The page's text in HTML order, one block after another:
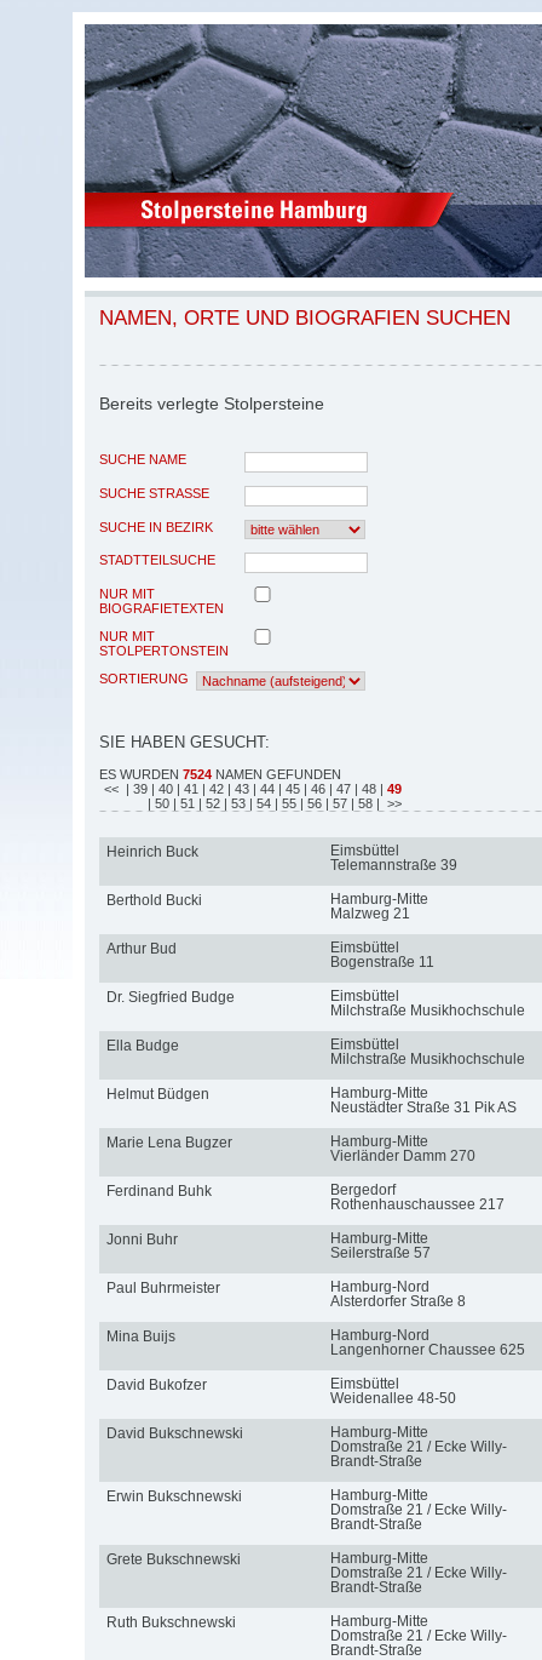
NAMEN, ORTE UND BIOGRAFIEN SUCHEN
Bereits verlegte Stolpersteine
SUCHE NAME
SUCHE STRASSE
SUCHE IN BEZIRK
STADTTEILSUCHE
NUR MIT
BIOGRAFIETEXTEN
NUR MIT
STOLPERTONSTEIN
SORTIERUNG
SIE HABEN GESUCHT:
ES WURDEN 7524 NAMEN GEFUNDEN
<< | 39 | 40 | 41 | 42 | 43 | 44 | 45 | 46 | 47 | 48 | 49
| 50 | 51 | 52 | 53 | 54 | 55 | 56 | 57 | 58 | >>
Heinrich Buck
Eimsbüttel
Telemannstraße 39
Berthold Bucki
Hamburg-Mitte
Malzweg 21
Arthur Bud
Eimsbüttel
Bogenstraße 11
Dr. Siegfried Budge
Eimsbüttel
Milchstraße Musikhochschule
Ella Budge
Eimsbüttel
Milchstraße Musikhochschule
Helmut Büdgen
Hamburg-Mitte
Neustädter Straße 31 Pik AS
Marie Lena Bugzer
Hamburg-Mitte
Vierländer Damm 270
Ferdinand Buhk
Bergedorf
Rothenhauschaussee 217
Jonni Buhr
Hamburg-Mitte
Seilerstraße 57
Paul Buhrmeister
Hamburg-Nord
Alsterdorfer Straße 8
Mina Buijs
Hamburg-Nord
Langenhorner Chaussee 625
David Bukofzer
Eimsbüttel
Weidenallee 48-50
David Bukschnewski
Hamburg-Mitte
Domstraße 21 / Ecke Willy-
Brandt-Straße
Erwin Bukschnewski
Hamburg-Mitte
Domstraße 21 / Ecke Willy-
Brandt-Straße
Grete Bukschnewski
Hamburg-Mitte
Domstraße 21 / Ecke Willy-
Brandt-Straße
Ruth Bukschnewski
Hamburg-Mitte
Domstraße 21 / Ecke Willy-
Brandt-Straße